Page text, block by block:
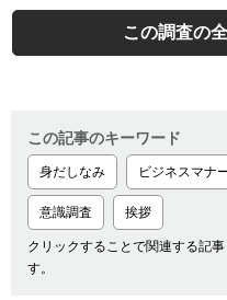
この調査の
この記事のキーワード
身だしなみ ビジネスマナ
意識調査 挨拶
クリックすることで関連する記
す。